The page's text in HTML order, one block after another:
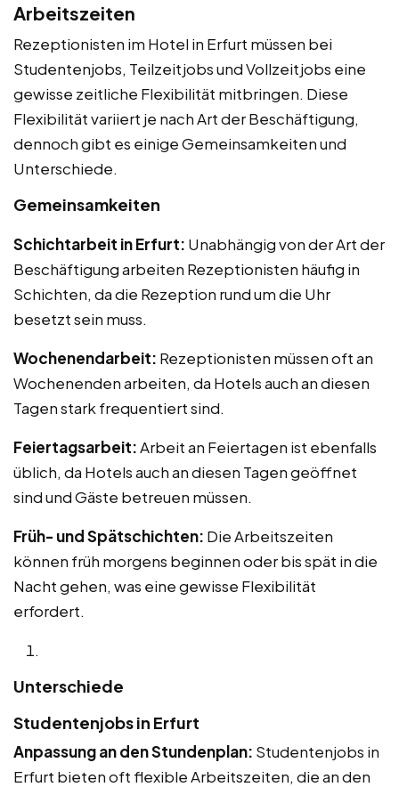
Arbeitszeiten
Rezeptionisten im Hotel in Erfurt müssen bei
Studentenjobs, Teilzeitjobs und Vollzeitjobs eine
gewisse zeitliche Flexibilität mitbringen. Diese
Flexibilität variiert je nach Art der Beschäftigung,
dennoch gibt es einige Gemeinsamkeiten und
Unterschiede.
Gemeinsamkeiten
Schichtarbeit in Erfurt: Unabhängig von der Art der
Beschäftigung arbeiten Rezeptionisten häufig in
Schichten, da die Rezeption rund um die Uhr
besetzt sein muss.
Wochenendarbeit: Rezeptionisten müssen oft an
Wochenenden arbeiten, da Hotels auch an diesen
Tagen stark frequentiert sind.
Feiertagsarbeit:Arbeit an Feiertagen ist ebenfalls
üblich, da Hotels auch an diesen Tagen geöffnet
sind und Gäste betreuen müssen.
Früh- und Spätschichten: Die Arbeitszeiten
können früh morgens beginnen oder bis spät in die
Nacht gehen, was eine gewisse Flexibilität
erfordert.
Unterschiede
Studentenjobs in Erfurt
Anpassung an den Stundenplan: Studentenjobs in
Erfurt bieten oft flexible Arbeitszeiten, die an den